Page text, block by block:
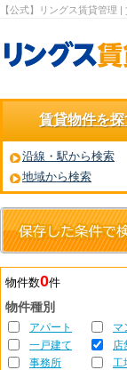
【公式】リングス賃貸管理
賃貸物件を探
沿線・駅から検索
地域から検索
物件数0件
物件種別
アパート
マ
一戸建て
店
事務所
工